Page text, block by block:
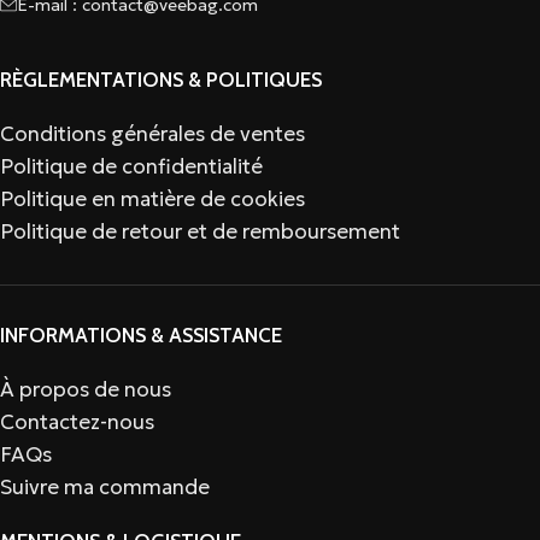
protection antimicrobienne
Ne vous contentez plus d’une trousse de toilette
ordinaire. Grâce à sa fibre maillée antimicrobienne
innovante, cette trousse de toilette pour homme
crée une barrière protectrice
RÈGLEMENTATIONS & POLITIQUES
INFORMATIONS & ASSISTANCE
MENTIONS & LOGISTIQUE